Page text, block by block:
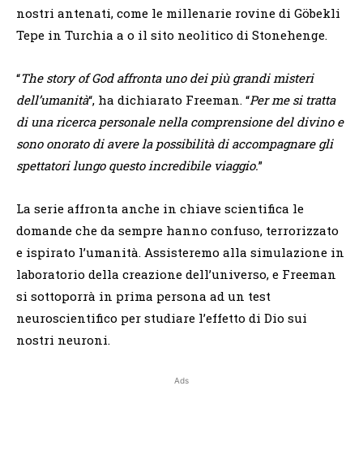
nostri antenati, come le millenarie rovine di Göbekli
Tepe in Turchia a o il sito neolitico di Stonehenge.
“The story of God affronta uno dei più grandi misteri
dell’umanità“, ha dichiarato Freeman. “Per me si tratta
di una ricerca personale nella comprensione del divino e
sono onorato di avere la possibilità di accompagnare gli
spettatori lungo questo incredibile viaggio.”
La serie affronta anche in chiave scientifica le
domande che da sempre hanno confuso, terrorizzato
e ispirato l’umanità. Assisteremo alla simulazione in
laboratorio della creazione dell’universo, e Freeman
si sottoporrà in prima persona ad un test
neuroscientifico per studiare l’effetto di Dio sui
nostri neuroni.
Ads